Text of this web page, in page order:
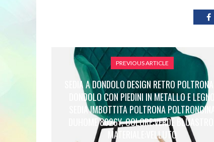
PREVIOUS ARTICLE
SEDIA A DONDOLO DESIGN RETRO POLTRONA A
DONDOLO CON PIEDINI IN METALLO E LEGNO
SEDIA IMBOTTITA POLTRONA POLTRONCINA
DUHOME 8026Y, COLORE:VERDE BLUASTRO,
MATERIALE:VELLUTO